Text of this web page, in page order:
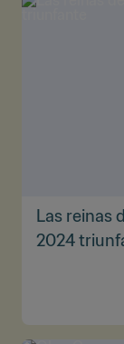
Las reinas
2024